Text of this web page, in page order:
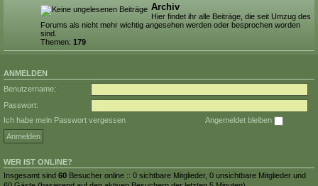
Archiv
Hier findet ihr alle Beiträge, die seit Umzug des
Forums als nicht mehr wichtig angesehen werden oder besprochen worden
sind.
Themen: 179
ANMELDEN
Benutzername:
Passwort:
Ich habe mein Passwort vergessen
Angemeldet bleiben
WER IST ONLINE?
Insgesamt sind 60 Besucher online :: 0 sichtbare Mitglieder, 0 unsichtbare Mitglieder und